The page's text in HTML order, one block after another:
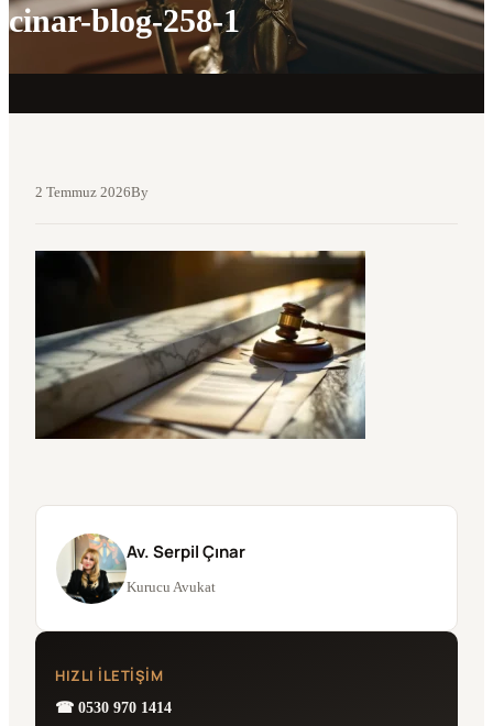
cinar-blog-258-1
2 Temmuz 2026By
Av. Serpil Çınar
Kurucu Avukat
HIZLI İLETIŞIM
☎ 0530 970 1414